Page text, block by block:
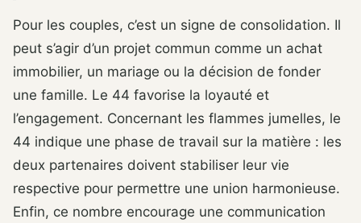
Pour les couples, c’est un signe de consolidation. Il
peut s’agir d’un projet commun comme un achat
immobilier, un mariage ou la décision de fonder
une famille. Le 44 favorise la loyauté et
l’engagement. Concernant les flammes jumelles, le
44 indique une phase de travail sur la matière : les
deux partenaires doivent stabiliser leur vie
respective pour permettre une union harmonieuse.
Enfin, ce nombre encourage une communication